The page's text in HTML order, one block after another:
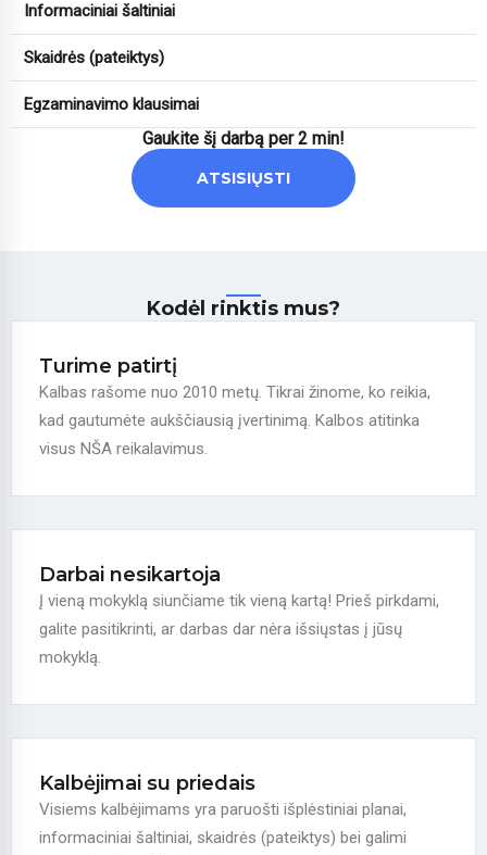
Informaciniai šaltiniai
Skaidrės (pateiktys)
Egzaminavimo klausimai
Gaukite šį darbą per 2 min!
ATSISIŲSTI
Kodėl rinktis mus?
Turime patirtį
Kalbas rašome nuo 2010 metų. Tikrai žinome, ko reikia,
kad gautumėte aukščiausią įvertinimą. Kalbos atitinka
visus NŠA reikalavimus.
Darbai nesikartoja
Į vieną mokyklą siunčiame tik vieną kartą! Prieš pirkdami,
galite pasitikrinti, ar darbas dar nėra išsiųstas į jūsų
mokyklą.
Kalbėjimai su priedais
Visiems kalbėjimams yra paruošti išplėstiniai planai,
informaciniai šaltiniai, skaidrės (pateiktys) bei galimi